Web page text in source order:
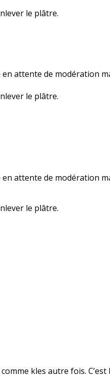
le plâtre.
attente de modération
le plâtre.
attente de modération
le plâtre.
kles autre fois.